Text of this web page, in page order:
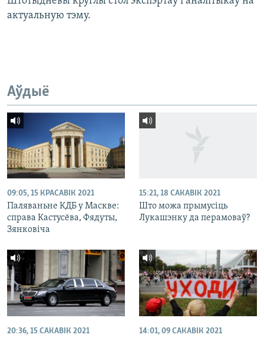
актуальную тэму.
Аўдыё
09:05, 15 КРАСАВІК 2021
Паляваньне КДБ у Маскве:
справа Кастусёва, Фядуты,
Зянковіча
15:21, 18 САКАВІК 2021
Што можа прымусіць
Лукашэнку да перамоваў?
20:36, 15 САКАВІК 2021 14:01, 09 САКАВІК 2021